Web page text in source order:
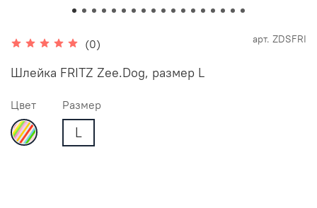
(0) арт. ZDSFRI
Шлейка FRITZ Zee.Dog, размер L
Цвет Размер
L